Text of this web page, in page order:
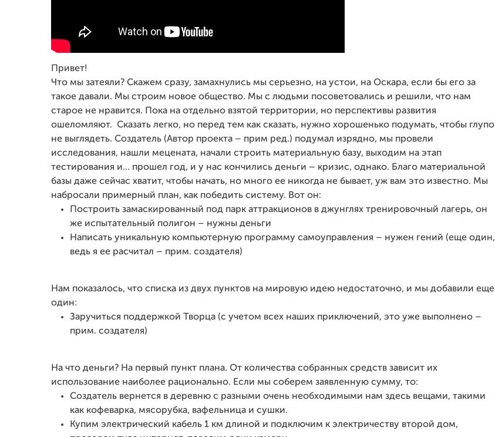
Привет!
Что мы затеяли? Скажем сразу, замахнулись мы серьезно, на устои, на Оскара, если бы его за
такое давали. Мы строим новое общество. Мы с людьми посоветовались и решили, что нам
старое не нравится. Пока на отдельно взятой территории, но перспективы развития
ошеломляют. Сказать легко, но перед тем как сказать, нужно хорошенько подумать, чтобы глупо
не выглядеть. Создатель (Автор проекта – прим ред.) подумал изрядно, мы провели
исследования, нашли мецената, начали строить материальную базу, выходим на этап
тестирования и… прошел год, и у нас кончились деньги – кризис, однако. Благо материальной
базы даже сейчас хватит, чтобы начать, но много ее никогда не бывает, уж вам это известно. Мы
набросали примерный план, как победить систему. Вот он:
Построить замаскированный под парк аттракционов в джунглях тренировочный лагерь, он
же испытательный полигон – нужны деньги
Написать уникальную компьютерную программу самоуправления – нужен гений (еще один,
ведь я ее расчитал – прим. создателя)
Нам показалось, что списка из двух пунктов на мировую идею недостаточно, и мы добавили еще
один:
Заручиться поддержкой Творца (с учетом всех наших приключений, это уже выполнено –
прим. создателя)
На что деньги? На первый пункт плана. От количества собранных средств зависит их
использование наиболее рационально. Если мы соберем заявленную сумму, то:
Создатель вернется в деревню с разными очень необходимыми нам здесь вещами, такими
как кофеварка, мясорубка, вафельница и сушки.
Купим электрический кабель 1 км длиной и подключим к электричеству второй дом,